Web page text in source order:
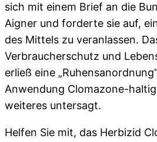
sich mit einem Brief an die
Aigner und forderte sie auf,
des Mittels zu veranlassen.
Verbraucherschutz und
erließ eine
Anwendung Clomazone-
weiteres untersagt.
Helfen Sie mit, das Herbizid